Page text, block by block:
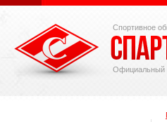
Спортивное
Официальный